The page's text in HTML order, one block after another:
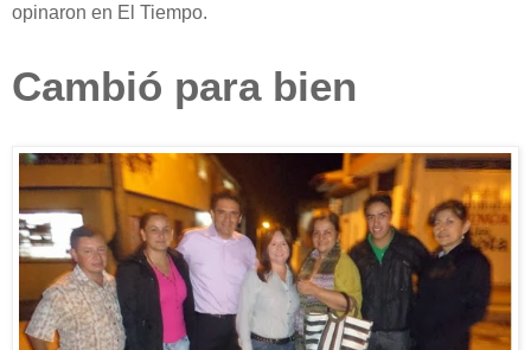
opinaron en El Tiempo.
Cambió para bien